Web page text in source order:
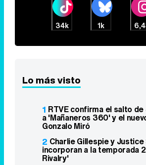
34k 1k
Lo más visto
1 RTVE confirma el salto
a 'Mañaneros 360' y el
Gonzalo Miró
2 Charlie Gillespie y
incorporan a la temporada
Rivalry'